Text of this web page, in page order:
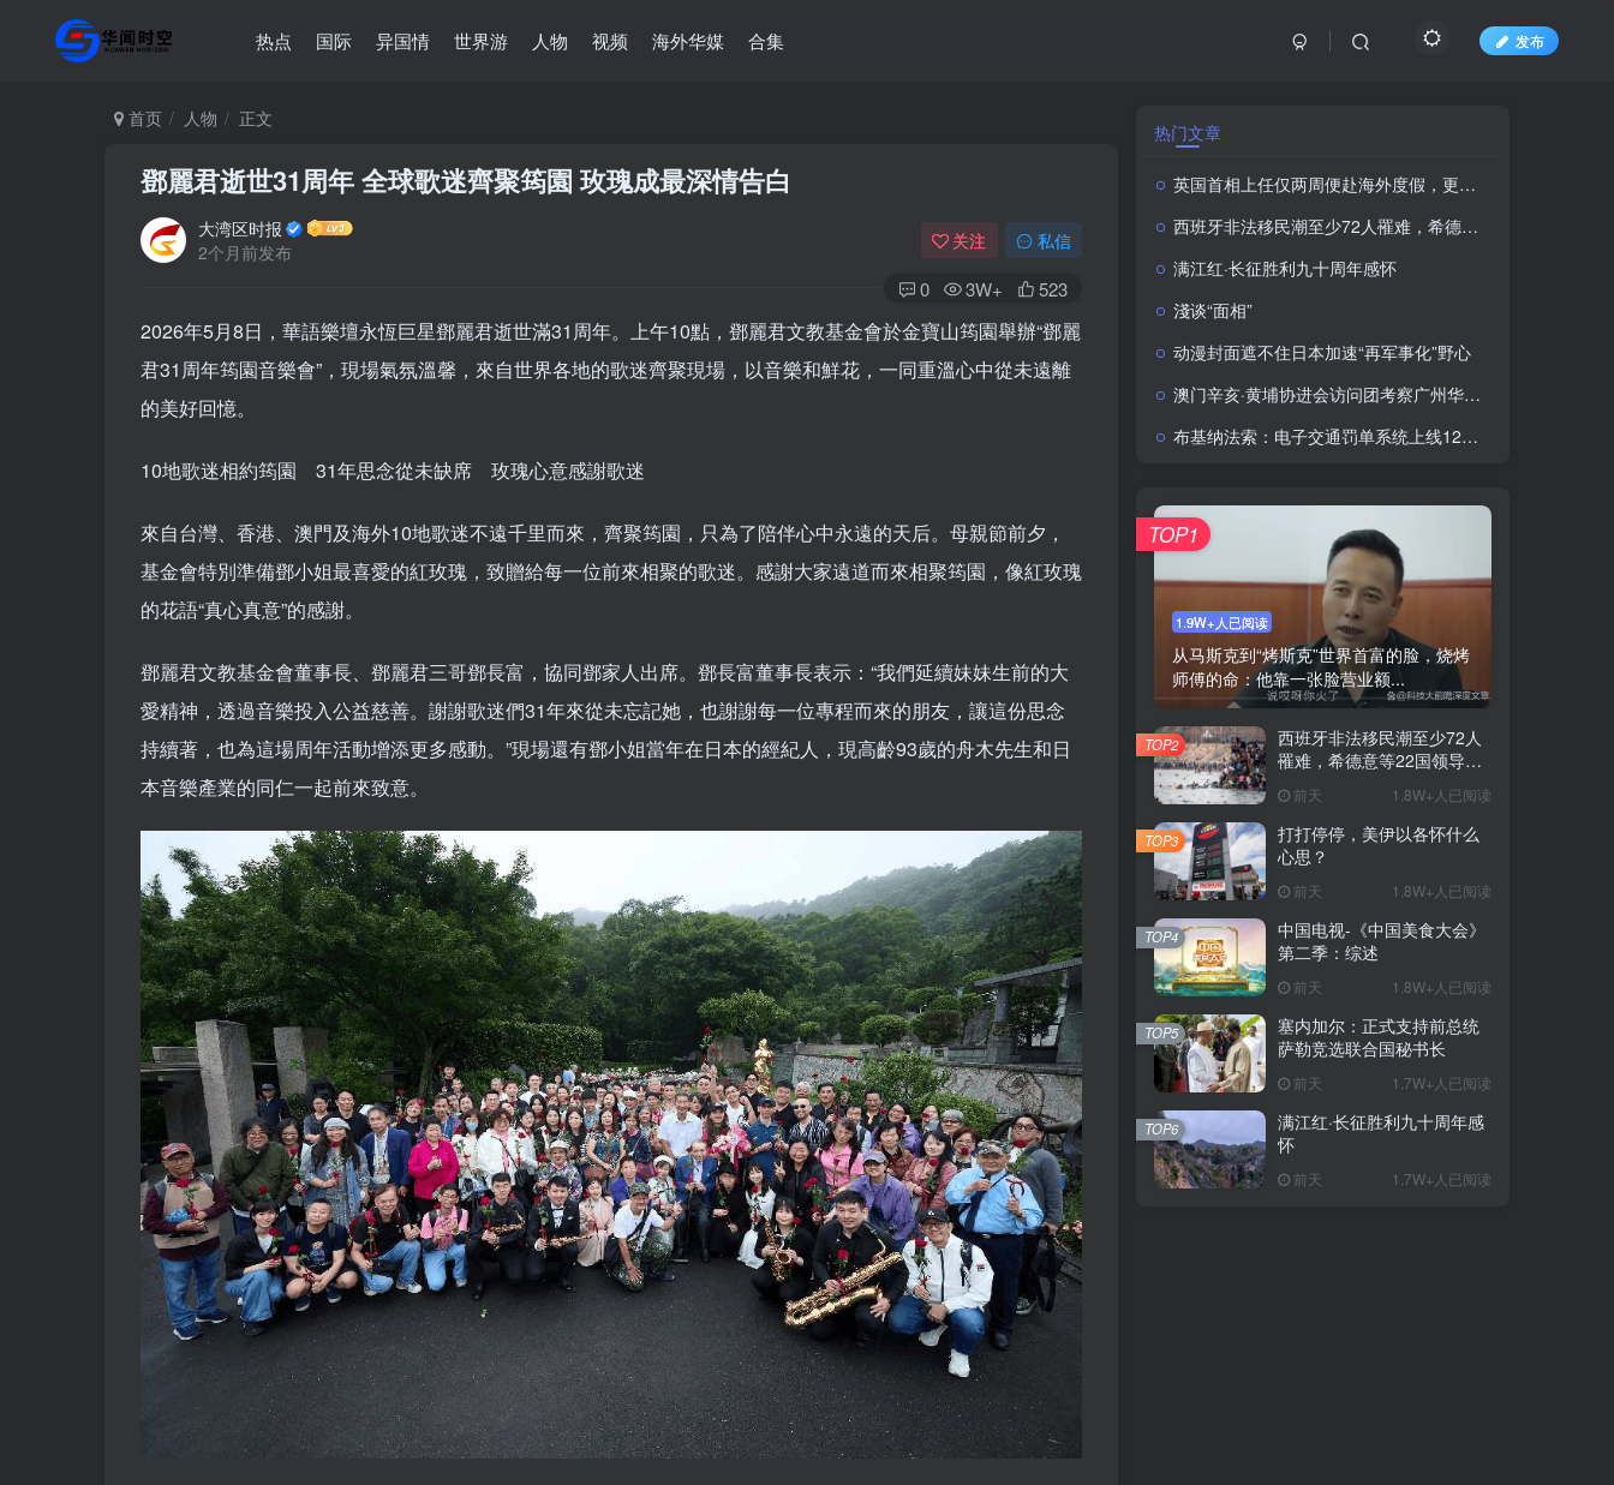
热点 国际 异国情 世界游 人物 视频 海外华媒 合集 发布
首页 人物 正文
鄧麗君逝世31周年 全球歌迷齊聚筠園 玫瑰成最深情告白
大湾区时报
2个月前发布
关注 私信
0 3W+ 523
2026年5月8日，華語樂壇永恆巨星鄧麗君逝世滿31周年。上午10點，鄧麗君文教基金會於金寶山筠園舉辦“鄧麗
君31周年筠園音樂會”，現場氣氛溫馨，來自世界各地的歌迷齊聚現場，以音樂和鮮花，一同重溫心中從未遠離
的美好回憶。
10地歌迷相約筠園 31年思念從未缺席 玫瑰心意感謝歌迷
來自台灣、香港、澳門及海外10地歌迷不遠千里而來，齊聚筠園，只為了陪伴心中永遠的天后。母親節前夕，
基金會特別準備鄧小姐最喜愛的紅玫瑰，致贈給每一位前來相聚的歌迷。感謝大家遠道而來相聚筠園，像紅玫瑰
的花語“真心真意”的感謝。
鄧麗君文教基金會董事長、鄧麗君三哥鄧長富，協同鄧家人出席。鄧長富董事長表示：“我們延續妹妹生前的大
愛精神，透過音樂投入公益慈善。謝謝歌迷們31年來從未忘記她，也謝謝每一位專程而來的朋友，讓這份思念
持續著，也為這場周年活動增添更多感動。”現場還有鄧小姐當年在日本的經紀人，現高齡93歲的舟木先生和日
本音樂產業的同仁一起前來致意。
热门文章
英国首相上任仅两周便赴海外度假，更推重刑犯提前释放计划
西班牙非法移民潮至少72人罹难，希德意等22国领导人签署联名信
满江红·长征胜利九十周年感怀
淺谈“面相”
动漫封面遮不住日本加速“再军事化”野心
澳门辛亥·黄埔协进会访问团考察广州华立学院（江门校区）
布基纳法索：电子交通罚单系统上线12小时查获千起违规
1.9W+人已阅读
从马斯克到“烤斯克”世界首富的脸，烧烤
师傅的命：他靠一张脸营业额...
TOP1
西班牙非法移民潮至少72人
罹难，希德意等22国领导人
前天 1.8W+人已阅读
TOP2
打打停停，美伊以各怀什么
心思？
前天 1.8W+人已阅读
TOP3
中国电视-《中国美食大会》
第二季：综述
前天 1.8W+人已阅读
TOP4
塞内加尔：正式支持前总统
萨勒竞选联合国秘书长
前天 1.7W+人已阅读
TOP5
满江红·长征胜利九十周年感
怀
前天 1.7W+人已阅读
TOP6